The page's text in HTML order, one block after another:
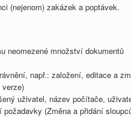
(nejenom) zakázek a poptávek.
neomezené množství dokumentů
např.: založení, editace a
uživatel, název počítače,
(Změna a přidání